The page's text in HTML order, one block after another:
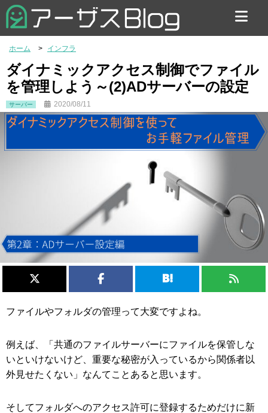
お問い合わせ
ホーム インフラ
ダイナミックアクセス制御でファイル
を管理しよう～(2)ADサーバーの設定
サーバー 2020/08/11
ファイルやフォルダの管理って大変ですよね。
例えば、「共通のファイルサーバーにファイルを保管しな
いといけないけど、重要な秘密が入っているから関係者以
外見せたくない」なんてことあると思います。
そしてフォルダへのアクセス許可に登録するためだけに新